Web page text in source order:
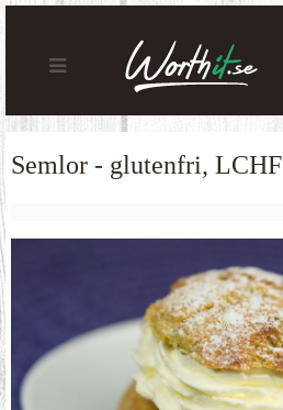
Semlor - glutenfri, LCHF